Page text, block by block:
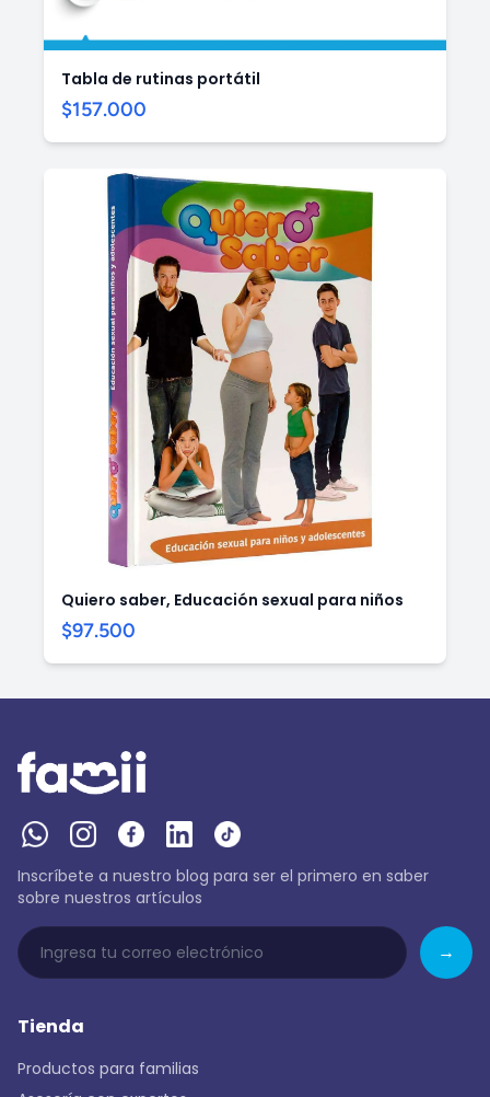
Tabla de rutinas portátil
$157.000
Quiero saber, Educación sexual para niños
$97.500
Inscríbete a nuestro blog para ser el primero en saber
sobre nuestros artículos
→
Tienda
Productos para familias